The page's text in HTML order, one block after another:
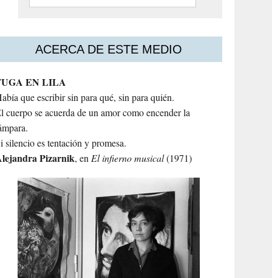
ACERCA DE ESTE MEDIO
EN LILA
que escribir sin para qué, sin para quién.
cuerpo se acuerda de un amor como encender la
silencio es tentación y promesa.
Pizarnik, enEl infierno musical(1971)